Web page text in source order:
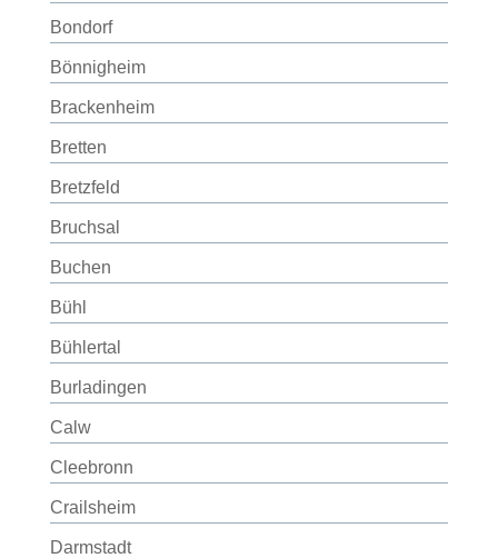
Bondorf
Bönnigheim
Brackenheim
Bretten
Bretzfeld
Bruchsal
Buchen
Bühl
Bühlertal
Burladingen
Calw
Cleebronn
Crailsheim
Darmstadt